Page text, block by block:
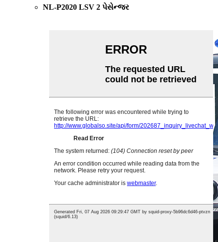
NL-P2020 LSV 2 પેસેન્જર